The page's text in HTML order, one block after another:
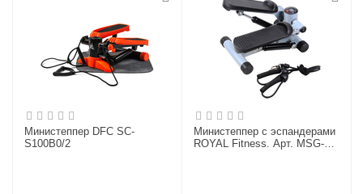
Министеппер DFC SC-
S100B0/2
Министеппер c эспандерами
ROYAL Fitness. Арт. MSG-